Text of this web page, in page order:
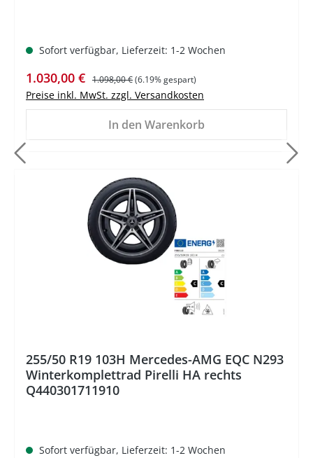
Sofort verfügbar, Lieferzeit: 1-2 Wochen
Verkaufspreis:
1.030,00 € Regulärer Preis:
1.098,00 €(6.19% gespart)
Preise inkl. MwSt. zzgl. Versandkosten
In den Warenkorb
255/50 R19 103H Mercedes-AMG EQC N293
Winterkomplettrad Pirelli HA rechts
Q440301711910
Sofort verfügbar, Lieferzeit: 1-2 Wochen